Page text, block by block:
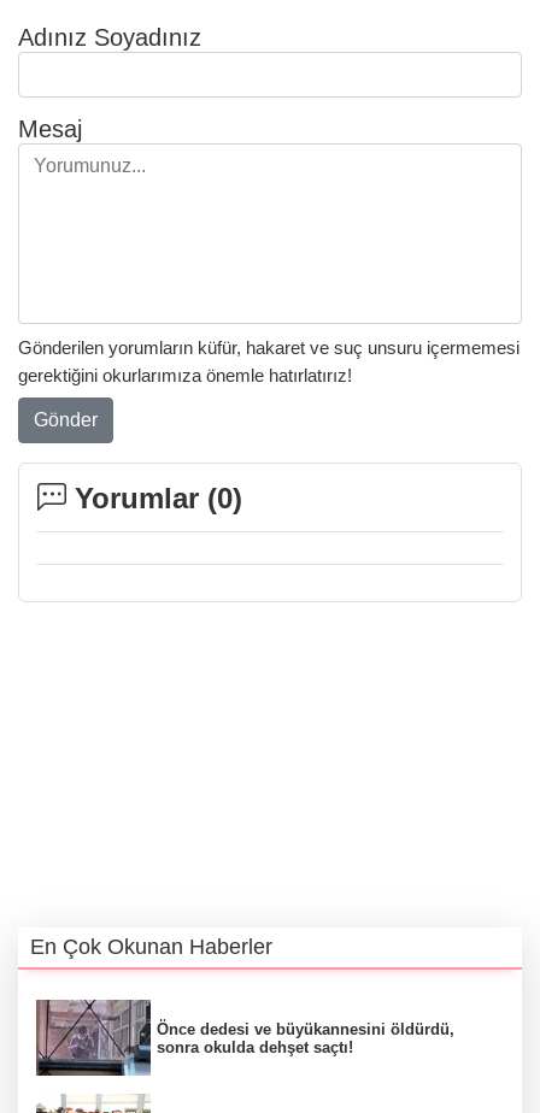
Adınız Soyadınız
Mesaj
Gönderilen yorumların küfür, hakaret ve suç unsuru içermemesi
gerektiğini okurlarımıza önemle hatırlatırız!
Gönder
Yorumlar (0)
En Çok Okunan Haberler
Önce dedesi ve büyükannesini öldürdü,
sonra okulda dehşet saçtı!